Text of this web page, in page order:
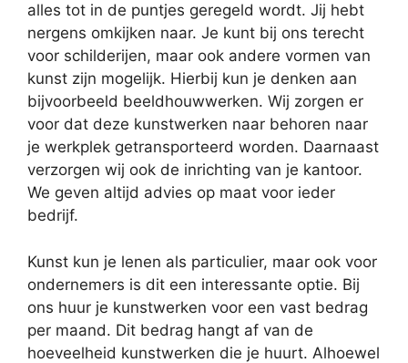
alles tot in de puntjes geregeld wordt. Jij hebt
nergens omkijken naar. Je kunt bij ons terecht
voor schilderijen, maar ook andere vormen van
kunst zijn mogelijk. Hierbij kun je denken aan
bijvoorbeeld beeldhouwwerken. Wij zorgen er
voor dat deze kunstwerken naar behoren naar
je werkplek getransporteerd worden. Daarnaast
verzorgen wij ook de inrichting van je kantoor.
We geven altijd advies op maat voor ieder
bedrijf.
Kunst kun je lenen als particulier, maar ook voor
ondernemers is dit een interessante optie. Bij
ons huur je kunstwerken voor een vast bedrag
per maand. Dit bedrag hangt af van de
hoeveelheid kunstwerken die je huurt. Alhoewel